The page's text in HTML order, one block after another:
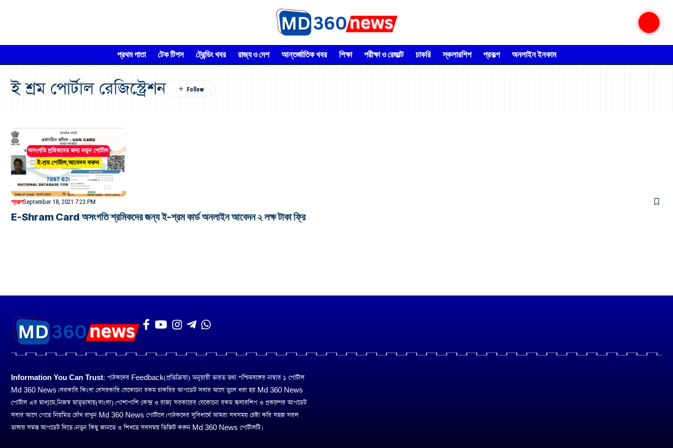
প্রথম পাতা টেক টিপস ট্রেন্ডিং খবর রাজ্য ও দেশ আন্তর্জাতিক খবর শিক্ষা পরীক্ষা ও রেজাল্ট চাকরি স্কলারশিপ প্রকল্প অনলাইন ইনকাম
ই শ্রম পোর্টাল রেজিস্ট্রেশন
প্রকল্পSeptember 18, 2021 7:23 PM
E-Shram Card অসংগতি শ্রমিকদের জন্য ই-শ্রম কার্ড অনলাইন আবেদন ২ লক্ষ টাকা ফ্রি
Information You Can Trust: পাঠকদের Feedback(প্রতিক্রিয়া) অনুয়ায়ী ভারত তথা পশ্চিমবঙ্গের নাম্বার ১ পোর্টাল
Md 360 News। সরকারি কিংবা বেসরকারি যেকোনো রকম চাকরির আপডেট সবার আগে তুলে ধরা হয় Md 360 News
পোর্টাল এর মাধ্যমে,নিজস্ব মাতৃভাষায়(বাংলা)। পাশাপাশি কেন্দ্র ও রাজ্য সরকারের যেকোনো রকম স্কলারশিপ ও প্রকল্পের আপডেট
সবার আগে পেতে নিয়মিত চোঁখ রাখুন Md 360 News পোর্টালে। পাঠকদের সুবিধার্থে আমরা সবসময় চেষ্টা করি সহজ সরল
ভাষায় সমস্ত আপডেট দিতে। নতুন কিছু জানতে ও শিখতে সবসময় ভিজিট করুন Md 360 News পোর্টালটি।